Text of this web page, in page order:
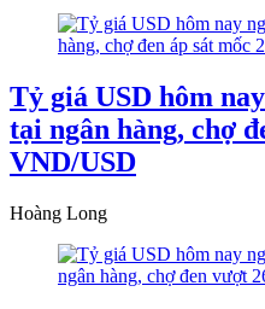
Tỷ giá USD hôm
tại ngân hàng, chợ
VND/USD
Hoàng Long